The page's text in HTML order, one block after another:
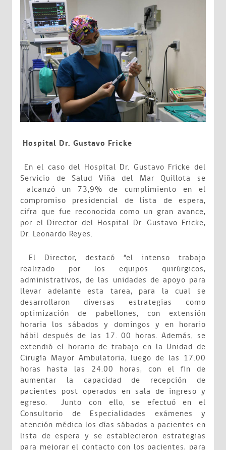
Hospital Dr. Gustavo Fricke
En el caso del Hospital Dr. Gustavo Fricke del
Servicio de Salud Viña del Mar Quillota se
alcanzó un 73,9% de cumplimiento en el
compromiso presidencial de lista de espera,
cifra que fue reconocida como un gran avance,
por el Director del Hospital Dr. Gustavo Fricke,
Dr. Leonardo Reyes.
El Director, destacó “el intenso trabajo
realizado por los equipos quirúrgicos,
administrativos, de las unidades de apoyo para
llevar adelante esta tarea, para la cual se
desarrollaron diversas estrategias como
optimización de pabellones, con extensión
horaria los sábados y domingos y en horario
hábil después de las 17. 00 horas. Además, se
extendió el horario de trabajo en la Unidad de
Cirugía Mayor Ambulatoria, luego de las 17.00
horas hasta las 24.00 horas, con el fin de
aumentar la capacidad de recepción de
pacientes post operados en sala de ingreso y
egreso. Junto con ello, se efectuó en el
Consultorio de Especialidades exámenes y
atención médica los días sábados a pacientes en
lista de espera y se establecieron estrategias
para mejorar el contacto con los pacientes, para